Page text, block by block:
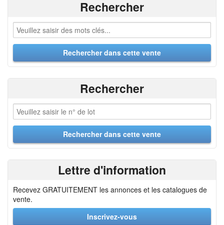
Rechercher
Rechercher
Lettre d'information
Recevez GRATUITEMENT les annonces et les catalogues de
vente.
Inscrivez-vous